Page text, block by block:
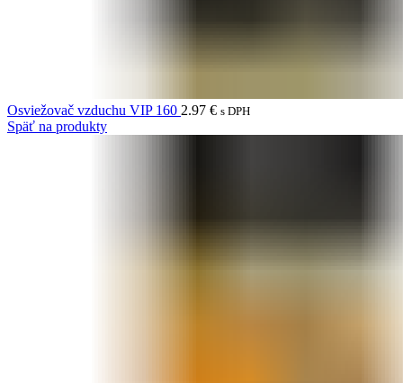
Osviežovač vzduchu VIP 160 2.97 € s DPH
Späť na produkty